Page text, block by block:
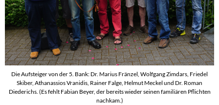
Die Aufsteiger von der 5. Bank: Dr. Marius Fränzel, Wolfgang Zimdars, Friedel
Skiber, Athanassios Vranidis, Rainer Falge, Helmut Meckel und Dr. Roman
Diederichs. (Es fehlt Fabian Beyer, der bereits wieder seinen familiären Pflichten
nachkam.)